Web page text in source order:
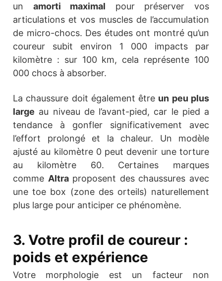
un amorti maximal pour préserver vos
articulations et vos muscles de l’accumulation
de micro-chocs. Des études ont montré qu’un
coureur subit environ 1 000 impacts par
kilomètre : sur 100 km, cela représente 100
000 chocs à absorber.
La chaussure doit également être un peu plus
large au niveau de l’avant-pied, car le pied a
tendance à gonfler significativement avec
l’effort prolongé et la chaleur. Un modèle
ajusté au kilomètre 0 peut devenir une torture
au kilomètre 60. Certaines marques
comme Altraproposent des chaussures avec
une toe box (zone des orteils) naturellement
plus large pour anticiper ce phénomène.
3. Votre profil de coureur :
poids et expérience
Votre morphologie est un facteur non